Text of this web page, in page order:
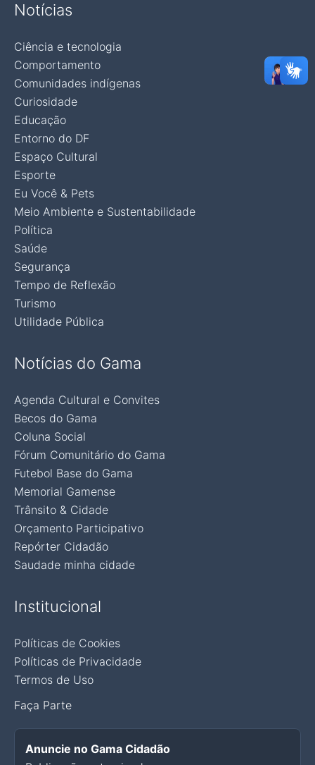
Notícias
Ciência e tecnologia
Comportamento
Comunidades indígenas
Curiosidade
Educação
Entorno do DF
Espaço Cultural
Esporte
Eu Você & Pets
Meio Ambiente e Sustentabilidade
Política
Saúde
Segurança
Tempo de Reflexão
Turismo
Utilidade Pública
Notícias do Gama
Agenda Cultural e Convites
Becos do Gama
Coluna Social
Fórum Comunitário do Gama
Futebol Base do Gama
Memorial Gamense
Trânsito & Cidade
Orçamento Participativo
Repórter Cidadão
Saudade minha cidade
Institucional
Políticas de Cookies
Políticas de Privacidade
Termos de Uso
Faça Parte
Anuncie no Gama Cidadão